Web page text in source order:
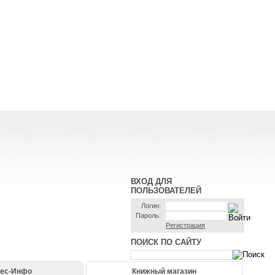
ВХОД ДЛЯ
ПОЛЬЗОВАТЕЛЕЙ
Логин:
Пароль:
Регистрация
ПОИСК ПО САЙТУ
Инфо Книжный магазин